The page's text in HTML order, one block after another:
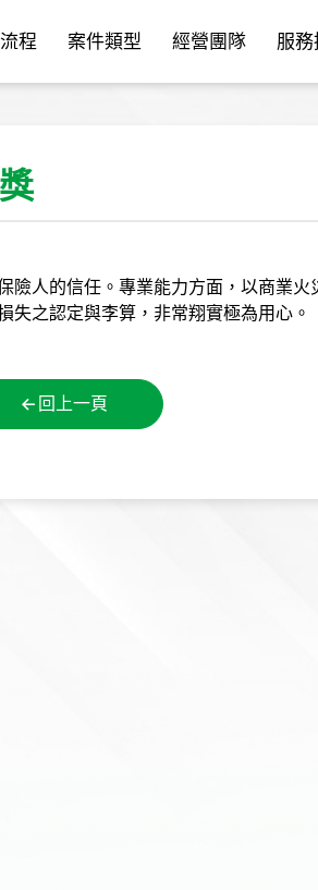
程 案件類型 經營團隊 服
人的信任。專業能力方面，以商業
失之認定與李算，非常翔實極為用心。
回上一頁